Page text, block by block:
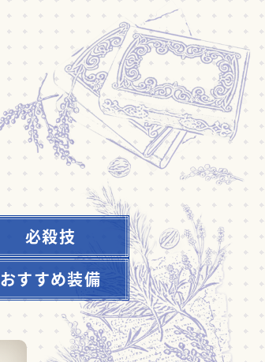
必殺技
おすすめ装備